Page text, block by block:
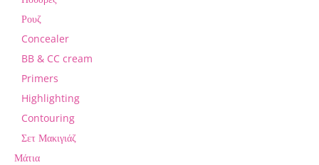
Ρουζ
Concealer
BB & CC cream
Primers
Highlighting
Contouring
Σετ Μακιγιάζ
Μάτια